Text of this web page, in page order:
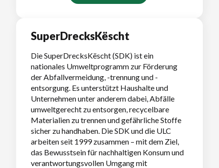
SuperDrecksKëscht
Die SuperDrecksKëscht (SDK) ist ein
nationales Umweltprogramm zur Förderung
der Abfallvermeidung, -trennung und -
entsorgung. Es unterstützt Haushalte und
Unternehmen unter anderem dabei, Abfälle
umweltgerecht zu entsorgen, recycelbare
Materialien zu trennen und gefährliche Stoffe
sicher zu handhaben. Die SDK und die ULC
arbeiten seit 1999 zusammen – mit dem Ziel,
das Bewusstsein für nachhaltigen Konsum und
verantwortungsvollen Umgang mit